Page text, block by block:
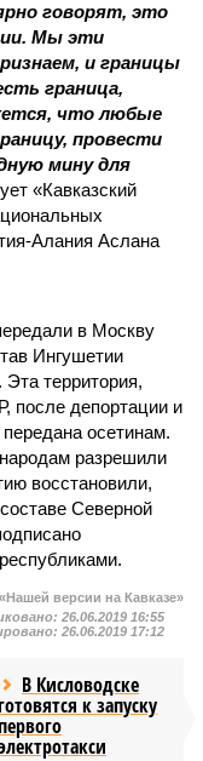
говорят, это
Мы эти
и границы
граница,
что любые
провести
мину для
«Кавказский
Алания Аслана
в Москву
Ингушетии
территория,
после депортации и
осетинам.
разрешили
восстановили,
Северной
версии на Кавказе»
26.06.2019 16:55
26.06.2019 17:12
В Кисловодске
к запуску